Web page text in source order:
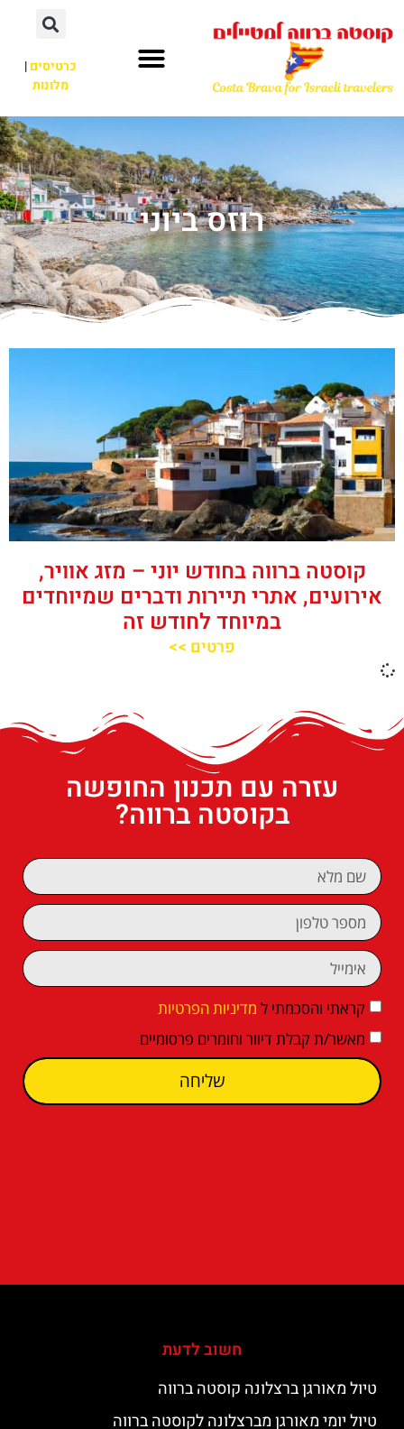
כרטיסים|
מלונות
רוזס ביוני
קוסטה ברווה בחודש יוני – מזג אוויר,
אירועים, אתרי תיירות ודברים שמיוחדים
במיוחד לחודש זה
פרטים >>
עזרה עם תכנון החופשה
בקוסטה ברווה?
קראתי והסכמתי ל מדיניות הפרטיות
מאשר/ת קבלת דיוור וחומרים פרסומיים
שליחה
חשוב לדעת
טיול מאורגן ברצלונה קוסטה ברווה
טיול יומי מאורגן מברצלונה לקוסטה ברווה